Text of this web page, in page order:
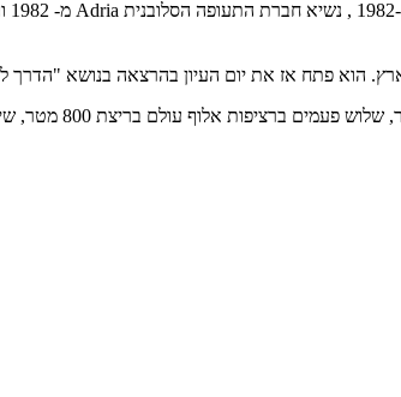
באותם ימים הוא היה נשיא הוועד האולימפי הסלובני וסגן